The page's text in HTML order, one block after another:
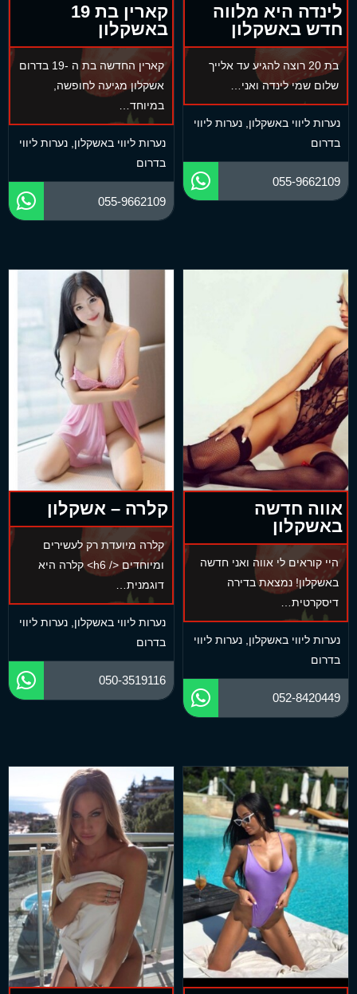
לינדה היא מלווה
חדש באשקלון
בת 20 רוצה להגיע עד אלייך
שלום שמי לינדה ואני…
נערות ליווי באשקלון נערות ליווי
בדרום
055-9662109
קארין בת 19
באשקלון
קארין החדשה בת ה -19 בדרום
אשקלון מגיעה לחופשה,
במיוחד…
נערות ליווי באשקלון נערות ליווי
בדרום
055-9662109
אווה חדשה
באשקלון
היי קוראים לי אווה ואני חדשה
באשקלון! נמצאת בדירה
דיסקרטית…
נערות ליווי באשקלון נערות ליווי
בדרום
052-8420449
קלרה – אשקלון
קלרה מיועדת רק לעשירים
ומיוחדים </ h6> קלרה היא
דוגמנית…
נערות ליווי באשקלון נערות ליווי
בדרום
050-3519116